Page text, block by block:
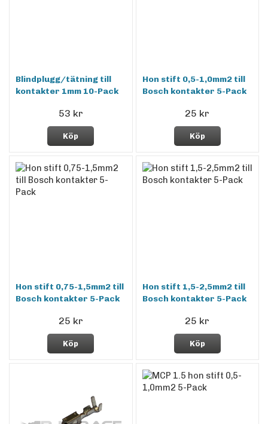
Blindplugg/tätning till
kontakter 1mm 10-Pack
53 kr
Köp
Hon stift 0,5-1,0mm2 till
Bosch kontakter 5-Pack
25 kr
Köp
Hon stift 0,75-1,5mm2 till
Bosch kontakter 5-Pack
25 kr
Köp
Hon stift 1,5-2,5mm2 till
Bosch kontakter 5-Pack
25 kr
Köp